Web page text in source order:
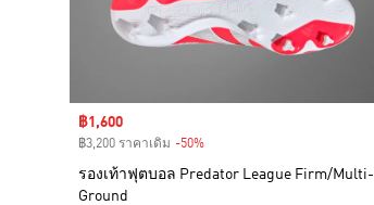
Sale price
฿1,600
฿3,200 ราคาเดิม -50%
รองเท้าฟุตบอล Predator League Firm/Multi-
Ground